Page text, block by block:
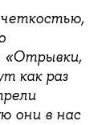
«Отрывки,
как раз
они в нас